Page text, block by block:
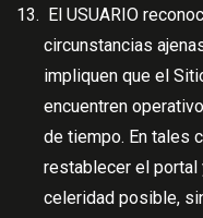
El USUARIO
circunstancias
impliquen que el
encuentren
de tiempo. En tales
restablecer el portal
celeridad posible,